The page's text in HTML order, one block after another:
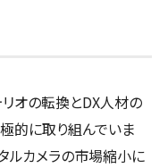
オの転換とDX人材の
的に取り組んでいま
ルカメラの市場縮小に